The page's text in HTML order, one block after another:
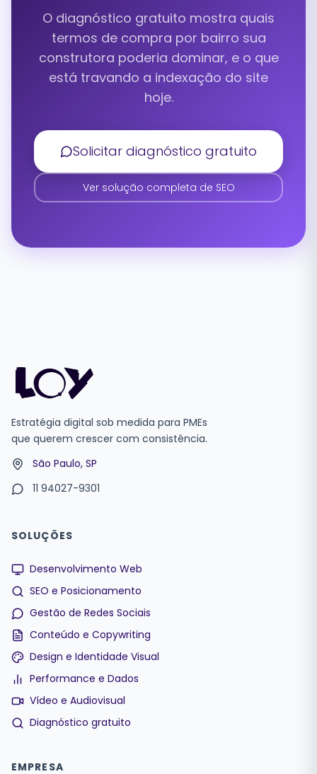
O diagnóstico gratuito mostra quais
termos de compra por bairro sua
construtora poderia dominar, e o que
está travando a indexação do site
hoje.
Solicitar diagnóstico gratuito
Ver solução completa de SEO
Estratégia digital sob medida para PMEs
que querem crescer com consistência.
São Paulo, SP
11 94027-9301
SOLUÇÕES
Desenvolvimento Web
SEO e Posicionamento
Gestão de Redes Sociais
Conteúdo e Copywriting
Design e Identidade Visual
Performance e Dados
Vídeo e Audiovisual
Diagnóstico gratuito
EMPRESA